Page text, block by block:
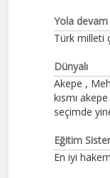
Yola devam
Türk milleti
Dünyalı
Akepe ,
kısmı
seçimde
Eğitim
En iyi